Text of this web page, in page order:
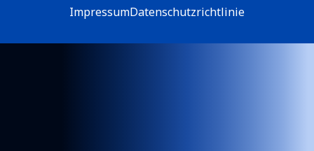
ImpressumDatenschutzrichtlinie